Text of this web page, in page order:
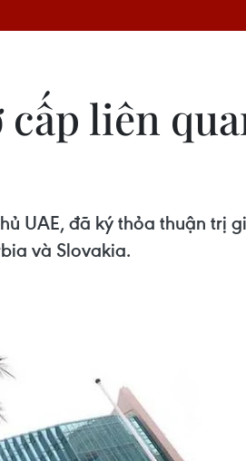
liên
UAE, đã ký thỏa thuận trị
và Slovakia.